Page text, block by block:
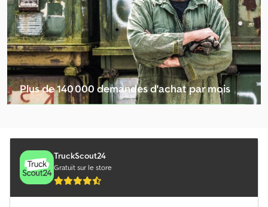
Autres Machine De Travail Du Sol
Autres Machines Construction
Autres Mélangeur De Bitume
Autres Transport De Bois
Autres Véhicule De Chargement
Bus Articulé
Camion De Ferraille
Plus de 140 000 demandes d'achat par mois
TruckScout24
Gratuit sur le store